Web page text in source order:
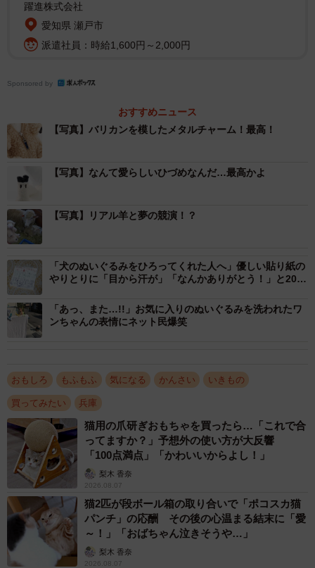
を終えたすっきり羊が現れます。こだわりポイントひとつ
めは、「保定」ポーズの完全再現。これは毛刈りの際に羊
が暴れたりしないようおとなしくさせる魔法のポーズだそ
バリカンのメタルチャーム（フェリシモ提供）
ふたつめは、バリカンの形をしたメタルチャーム。ファス
ナーについているチャームを下ろすと、本当に毛刈りをし
ているような感覚に！？
みっつめは、黄色っぽいベージュ色の羊毛。真っ白なイメ
ージがある羊の毛ですが、実はある程度年齢を重ねると
「ラドリン」という脂が多くなり、毛も白から黄色っぽく
躍進株式会社
愛知県 瀬戸市
派遣社員：時給1,600円～2,000円
Sponsored by
おすすめニュース
【写真】バリカンを模したメタルチャーム！最高！
【写真】なんて愛らしいひづめなんだ…最高かよ
【写真】リアル羊と夢の競演！？
「犬のぬいぐるみをひろってくれた人へ」優しい貼り紙の
やりとりに「目から汗が」「なんかありがとう！」と20万
「あっ、また…!!」お気に入りのぬいぐるみを洗われたワ
ンちゃんの表情にネット民爆笑
おもしろ もふもふ 気になる かんさい いきもの
買ってみたい 兵庫
猫用の爪研ぎおもちゃを買ったら…「これで合
ってますか？」予想外の使い方が大反響
「100点満点」「かわいいからよし！」
梨木 香奈
2026.08.07
猫2匹が段ボール箱の取り合いで「ポコスカ猫
パンチ」の応酬 その後の心温まる結末に「愛
～！」「おばちゃん泣きそうや…」
梨木 香奈
2026.08.07